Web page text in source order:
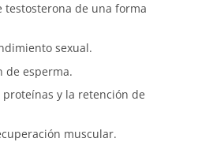
testosterona de una forma
sexual.
de esperma.
y la retención de
muscular.